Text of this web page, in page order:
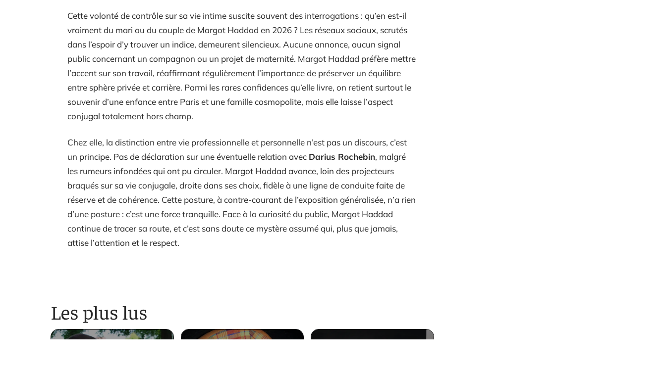
Cette volonté de contrôle sur sa vie intime suscite souvent des interrogations : qu’en est-il
vraiment du mari ou du couple de Margot Haddad en 2026 ? Les réseaux sociaux, scrutés
dans l’espoir d’y trouver un indice, demeurent silencieux. Aucune annonce, aucun signal
public concernant un compagnon ou un projet de maternité. Margot Haddad préfère mettre
l’accent sur son travail, réaffirmant régulièrement l’importance de préserver un équilibre
entre sphère privée et carrière. Parmi les rares confidences qu’elle livre, on retient surtout le
souvenir d’une enfance entre Paris et une famille cosmopolite, mais elle laisse l’aspect
conjugal totalement hors champ.
Chez elle, la distinction entre vie professionnelle et personnelle n’est pas un discours, c’est
un principe. Pas de déclaration sur une éventuelle relation avec Darius Rochebin, malgré
les rumeurs infondées qui ont pu circuler. Margot Haddad avance, loin des projecteurs
braqués sur sa vie conjugale, droite dans ses choix, fidèle à une ligne de conduite faite de
réserve et de cohérence. Cette posture, à contre-courant de l’exposition généralisée, n’a rien
d’une posture : c’est une force tranquille. Face à la curiosité du public, Margot Haddad
continue de tracer sa route, et c’est sans doute ce mystère assumé qui, plus que jamais,
attise l’attention et le respect.
Les plus lus